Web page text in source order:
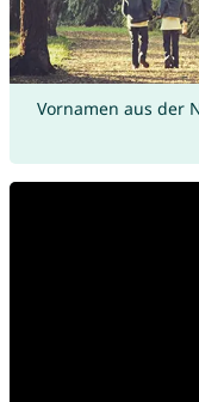
Vornamen aus der